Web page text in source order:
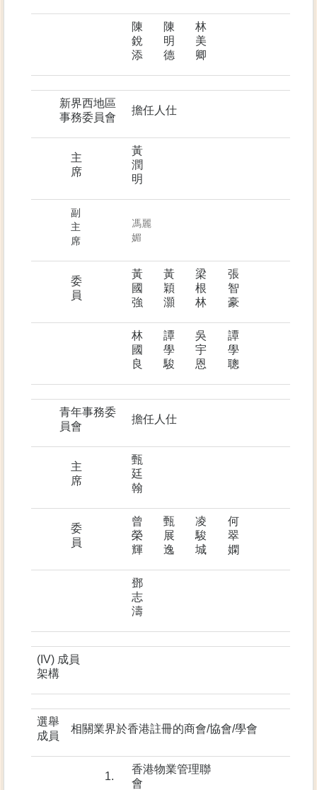
陳
銳
添
陳
明
德
林
美
卿
新界西地區
事務委員會
擔任人仕
主
席
黃
潤
明
副
主
席
馮麗
媚
委
員
黃
國
強
黃
穎
灝
梁
根
林
張
智
豪
林
國
良
譚
學
駿
吳
宇
恩
譚
學
聰
青年事務委
員會
擔任人仕
主
席
甄
廷
翰
委
員
曾
榮
輝
甄
展
逸
凌
駿
城
何
翠
嫻
鄧
志
濤
(IV) 成員
架構
選舉
成員
相關業界於香港註冊的商會/協會/學會
1.
香港物業管理聯
會